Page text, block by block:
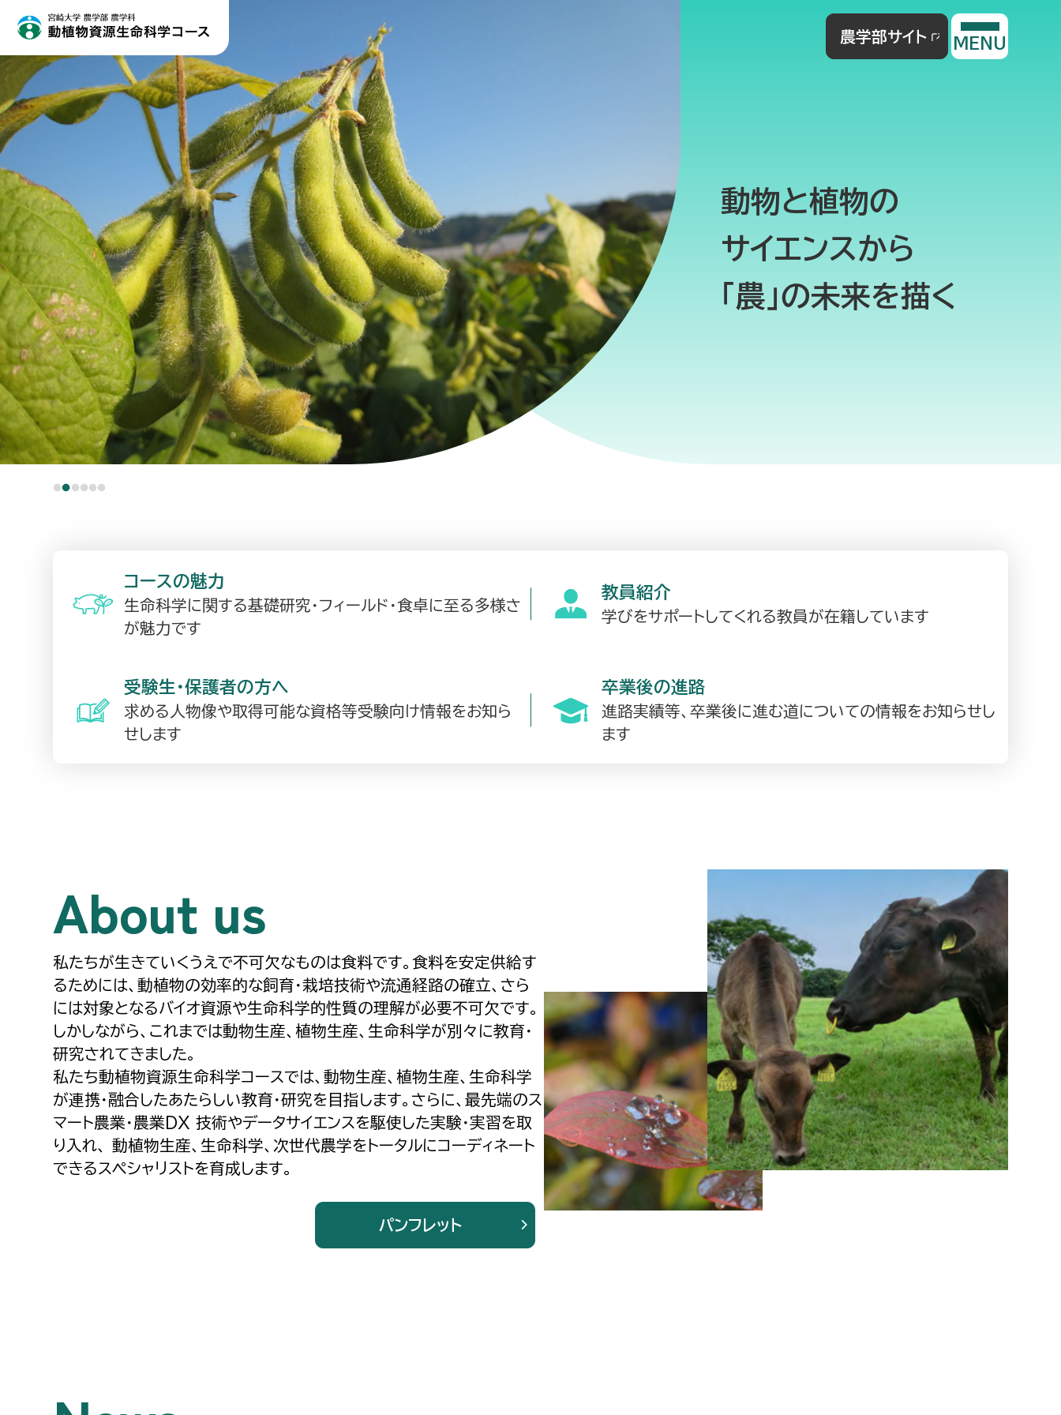
農学部サイト MENU
動物と植物の
サイエンスから
「農」の未来を描く
コースの魅力
生命科学に関する基礎研究・フィールド・食卓に至る多様さ
が魅力です
教員紹介
学びをサポートしてくれる教員が在籍しています
受験生・保護者の方へ
求める人物像や取得可能な資格等受験向け情報をお知ら
せします
卒業後の進路
進路実績等、卒業後に進む道についての情報をお知らせし
ます
About us
私たちが生きていくうえで不可欠なものは食料です。食料を安定供給す
るためには、動植物の効率的な飼育・栽培技術や流通経路の確立、さら
には対象となるバイオ資源や生命科学的性質の理解が必要不可欠です。
しかしながら、これまでは動物生産、植物生産、生命科学が別々に教育・
研究されてきました。
私たち動植物資源生命科学コースでは、動物生産、植物生産、生命科学
が連携・融合したあたらしい教育・研究を目指します。さらに、最先端のス
マート農業・農業DX 技術やデータサイエンスを駆使した実験・実習を取
り入れ、 動植物生産、生命科学、次世代農学をトータルにコーディネート
できるスペシャリストを育成します。
パンフレット